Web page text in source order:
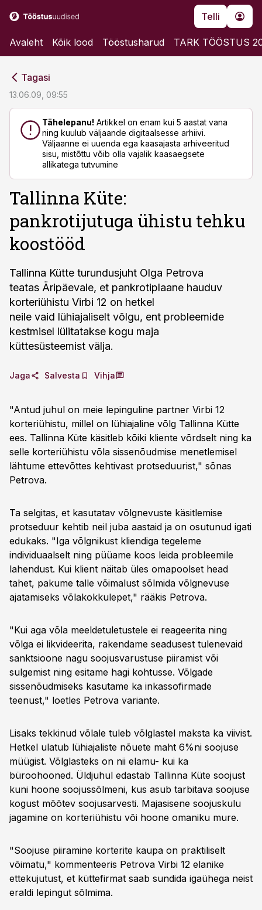
Telli
Avaleht Kõik lood Tööstusharud TARK TÖÖSTUS
Tagasi
13.06.09, 09:55
Tähelepanu! Artikkel on enam kui 5 aastat vana
ning kuulub väljaande digitaalsesse arhiivi.
Väljaanne ei uuenda ega kaasajasta arhiveeritud
sisu, mistõttu võib olla vajalik kaasaegsete
allikatega tutvumine
Tallinna Küte:
pankrotijutuga ühistu tehku
koostööd
Tallinna Kütte turundusjuht Olga Petrova
teatas Äripäevale, et pankrotiplaane hauduv
korteriühistu Virbi 12 on hetkel
neile vaid lühiajaliselt võlgu, ent probleemide
kestmisel lülitatakse kogu maja
küttesüsteemist välja.
Jaga Salvesta Vihja
"Antud juhul on meie lepinguline partner Virbi 12
korteriühistu, millel on lühiajaline võlg Tallinna Kütte
ees. Tallinna Küte käsitleb kõiki kliente võrdselt ning ka
selle korteriühistu võla sissenõudmise menetlemisel
lähtume ettevõttes kehtivast protseduurist," sõnas
Petrova.
Ta selgitas, et kasutatav võlgnevuste käsitlemise
protseduur kehtib neil juba aastaid ja on osutunud igati
edukaks. "Iga võlgnikust kliendiga tegeleme
individuaalselt ning püüame koos leida probleemile
lahendust. Kui klient näitab üles omapoolset head
tahet, pakume talle võimalust sõlmida võlgnevuse
ajatamiseks võlakokkulepet," rääkis Petrova.
"Kui aga võla meeldetuletustele ei reageerita ning
võlga ei likvideerita, rakendame seadusest tulenevaid
sanktsioone nagu soojusvarustuse piiramist või
sulgemist ning esitame hagi kohtusse. Võlgade
sissenõudmiseks kasutame ka inkassofirmade
teenust," loetles Petrova variante.
Lisaks tekkinud võlale tuleb võlglastel maksta ka viivist.
Hetkel ulatub lühiajaliste nõuete maht 6%ni soojuse
müügist. Võlglasteks on nii elamu- kui ka
büroohooned. Üldjuhul edastab Tallinna Küte soojust
kuni hoone soojussõlmeni, kus asub tarbitava soojuse
kogust mõõtev soojusarvesti. Majasisene soojuskulu
jagamine on korteriühistu või hoone omaniku mure.
"Soojuse piiramine korterite kaupa on praktiliselt
võimatu," kommenteeris Petrova Virbi 12 elanike
ettekujutust, et küttefirmat saab sundida igaühega neist
eraldi lepingut sõlmima.